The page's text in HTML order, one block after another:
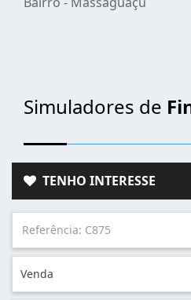
Simuladores de
TENHO INTERESSE
Venda